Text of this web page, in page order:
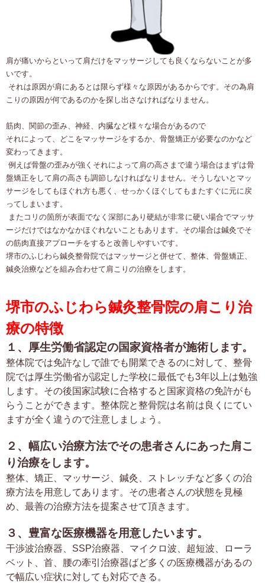
肩が痛いからといって肩だけをマッサージしても良くならないことが多
いです。
それは原因が肩にあるとは限らず様々な原因があるからです。その為肩
こりの原因が何であるのかを探し出さなければなりません。
筋肉、関節の歪み、神経、内臓など様々な場合があるので
それによって、どこをマッサージをするか、骨盤矯正が必要なのかなど
変わってきます。
例えば骨盤の歪みが強くそれによって肩の高さまで違う場合はまずは骨
盤矯正をして肩の高さも調節しなければなりません。そうしないとマッ
サージをしてもほぐれ方も悪く、せっかくほぐしてもまたすぐに元に戻
ってしまいます。
またコリの箇所が表面でなく深部にあり硬結が非常に硬い場合でマッサ
ージだけではなかなかほぐれないこともあります。その場合は鍼灸でそ
の筋肉直接アプローチをすると改善しやすいです。
堺市のふじわら鍼灸整骨院ではマッサージと併せて、整体、骨盤矯正、
鍼灸治療などを組み合わせて肩こりの治療をします。
堺市のふじわら鍼灸整骨院の肩こり治
療の特徴
１、厚生労働省認定の国家資格者が施術します。
整体院では免許なしで誰でも開業できるのに対して、整骨
院では厚生労働省が認定した学校に最低でも3年以上は勉強
します。その後国家試験に合格すると国家資格の免許がも
らうことができます。整体院と整骨院は名前は良くにてい
ますが全く違うので注意しましょう。
２、幅広い治療方法でその患者さんにあった肩こ
り治療をします。
整体、矯正、マッサージ、鍼灸、ストレッチなど多くの治
療方法を用意してあります。その患者さんの状態を見極
め、最善の治療方法を提案させて頂きます。
３、豊富な医療機器を用意したいます。
干渉波治療器、SSP治療器、マイクロ波、超短波、ローラ
ベット、首、腰の牽引治療器ばど多くの医療機器があるの
で幅広い症状に対しても対応できる。